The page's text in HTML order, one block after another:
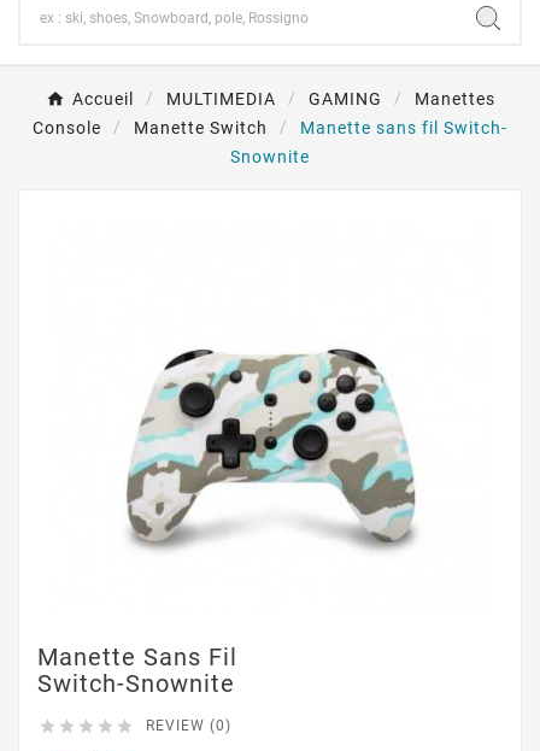
Accueil MULTIMEDIA GAMING
Manettes
Console
Manette Switch
Manette sans fil Switch-
Snownite
Manette Sans Fil
Switch-Snownite
     REVIEW (0)